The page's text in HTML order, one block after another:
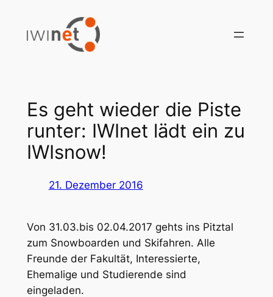
Inhalt
springen
Es geht wieder die Piste
runter: IWInet lädt ein zu
IWIsnow!
21. Dezember 2016
Von 31.03.bis 02.04.2017 gehts ins Pitztal
zum Snowboarden und Skifahren. Alle
Freunde der Fakultät, Interessierte,
Ehemalige und Studierende sind
eingeladen.